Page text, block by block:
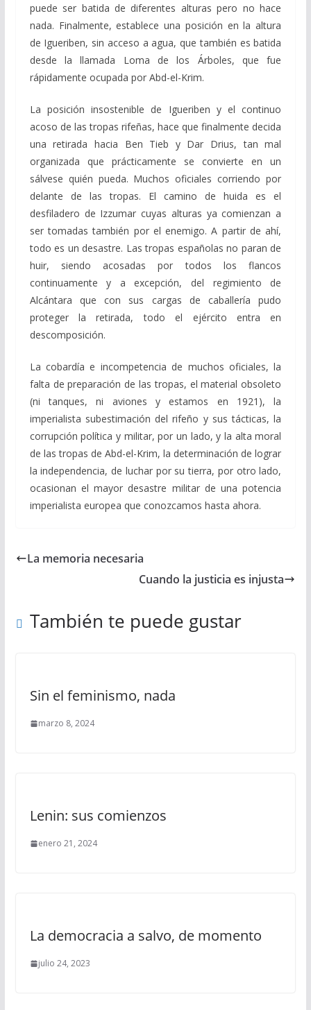
puede ser batida de diferentes alturas pero no hace
nada. Finalmente, establece una posición en la altura
de Igueriben, sin acceso a agua, que también es batida
desde la llamada Loma de los Árboles, que fue
rápidamente ocupada por Abd-el-Krim.
La posición insostenible de Igueriben y el continuo
acoso de las tropas rifeñas, hace que finalmente decida
una retirada hacia Ben Tieb y Dar Drius, tan mal
organizada que prácticamente se convierte en un
sálvese quién pueda. Muchos oficiales corriendo por
delante de las tropas. El camino de huida es el
desfiladero de Izzumar cuyas alturas ya comienzan a
ser tomadas también por el enemigo. A partir de ahí,
todo es un desastre. Las tropas españolas no paran de
huir, siendo acosadas por todos los flancos
continuamente y a excepción, del regimiento de
Alcántara que con sus cargas de caballería pudo
proteger la retirada, todo el ejército entra en
descomposición.
La cobardía e incompetencia de muchos oficiales, la
falta de preparación de las tropas, el material obsoleto
(ni tanques, ni aviones y estamos en 1921), la
imperialista subestimación del rifeño y sus tácticas, la
corrupción política y militar, por un lado, y la alta moral
de las tropas de Abd-el-Krim, la determinación de lograr
la independencia, de luchar por su tierra, por otro lado,
ocasionan el mayor desastre militar de una potencia
imperialista europea que conozcamos hasta ahora.
La memoria necesaria
Cuando la justicia es injusta
También te puede gustar
Sin el feminismo, nada
marzo 8, 2024
Lenin: sus comienzos
enero 21, 2024
La democracia a salvo, de momento
julio 24, 2023